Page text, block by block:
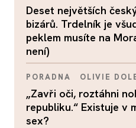
Deset největších
bizárů. Trdelník je
peklem musíte na
není)
PORADNA OLIVIE
„Zavři oči, roztáhni
republiku.“ Existuje v
sex?